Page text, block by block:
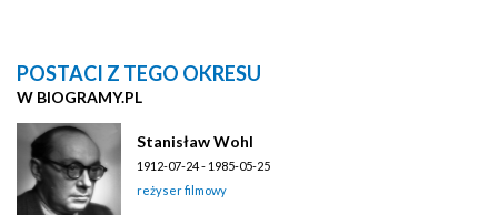
POSTACI Z TEGO OKRESU
W BIOGRAMY.PL
Stanisław Wohl
1912-07-24 - 1985-05-25
reżyser filmowy